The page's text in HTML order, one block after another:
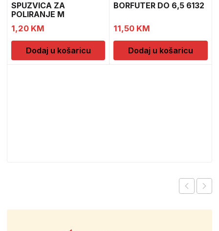
SPUZVICA ZA
POLIRANJE M
1,20 KM
Dodaj u košaricu
BORFUTER DO 6,5 6132
11,50 KM
Dodaj u košaricu